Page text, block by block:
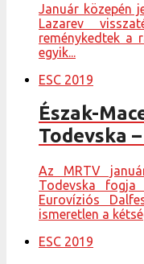
Január közepén
Lazarev
reménykedtek a
egyik...
ESC 2019
Észak-
Todevska
Az MRTV
Todevska fogja
Eurovíziós
ismeretlen a
ESC 2019